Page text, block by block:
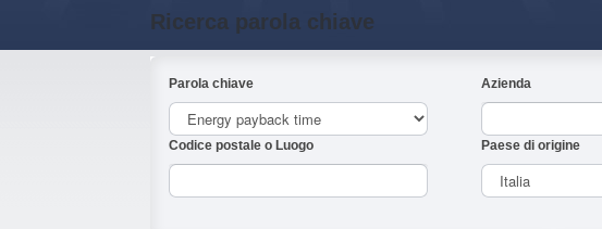
Ricerca parola chiave
Parola chiave Azienda
Codice postale o Luogo Paese di origine